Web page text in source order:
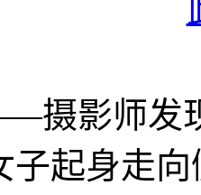
摄影师发
子起身走